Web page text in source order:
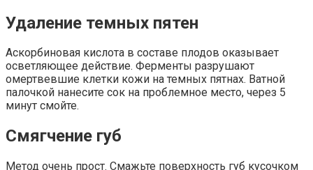
Удаление темных пятен
Аскорбиновая кислота в составе плодов оказывает
осветляющее действие. Ферменты разрушают
омертвевшие клетки кожи на темных пятнах. Ватной
палочкой нанесите сок на проблемное место, через 5
минут смойте.
Смягчение губ
Метод очень прост. Смажьте поверхность губ кусочком